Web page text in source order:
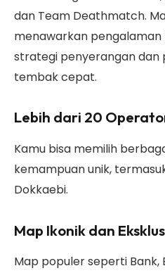
dan Team Deathmatch.
menawarkan
strategi penyerangan dan
tembak cepat.
Lebih dari 20
Kamu bisa memilih
kemampuan unik,
Dokkaebi.
Map Ikonik dan
Map populer seperti Bank,